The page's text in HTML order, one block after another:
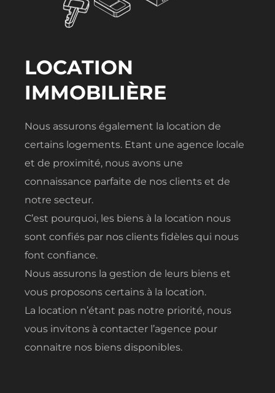
LOCATION
IMMOBILIÈRE
Nous assurons également la location de
certains logements. Etant une agence locale
et de proximité, nous avons une
connaissance parfaite de nos clients et de
notre secteur.
C’est pourquoi, les biens à la location nous
sont confiés par nos clients fidèles qui nous
font confiance.
Nous assurons la gestion de leurs biens et
vous proposons certains à la location.
La location n’étant pas notre priorité, nous
vous invitons à contacter l’agence pour
connaitre nos biens disponibles.